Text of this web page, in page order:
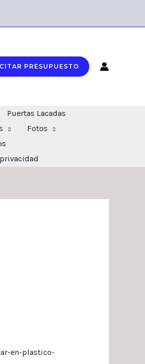
PRESUPUESTO
Puertas Lacadas
Fotos
en-plastico-